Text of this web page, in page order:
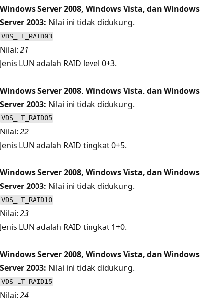
Windows Server 2008, Windows Vista, dan Windows
Server 2003: Nilai ini tidak didukung.
VDS_LT_RAID03
Nilai: 21
Jenis LUN adalah RAID level 0+3.
Windows Server 2008, Windows Vista, dan Windows
Server 2003: Nilai ini tidak didukung.
VDS_LT_RAID05
Nilai: 22
Jenis LUN adalah RAID tingkat 0+5.
Windows Server 2008, Windows Vista, dan Windows
Server 2003: Nilai ini tidak didukung.
VDS_LT_RAID10
Nilai: 23
Jenis LUN adalah RAID tingkat 1+0.
Windows Server 2008, Windows Vista, dan Windows
Server 2003: Nilai ini tidak didukung.
VDS_LT_RAID15
Nilai: 24